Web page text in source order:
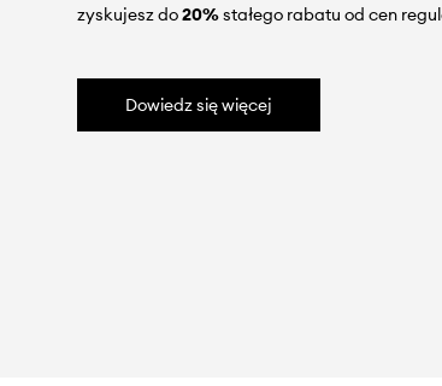
zyskujesz do20%stałego rabatu od cen
Dowiedz się więcej